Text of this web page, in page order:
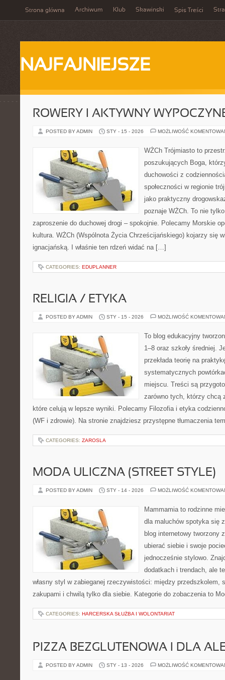
Strona główna Archiwum Klub Skawinski Spis Treści
NAJFAJNIEJSZE
ROWERY I AKTYWNY
POSTED BY ADMIN STY - 15 - 2026 MOŻLIWOŚĆ
WŻCh Trójmiasto to
poszukujących Boga,
duchowości z
społeczności w regionie
jako praktyczny
poznaje WŻCh. To nie
zaproszenie do duchowej drogi – spokojnie. Polecamy Morskie
kultura. WŻCh (Wspólnota Życia Chrześcijańskiego) kojarzy się
ignacjańską. I właśnie ten rdzeń widać na […]
CATEGORIES: EDUPLANNER
RELIGIA / ETYKA
POSTED BY ADMIN STY - 15 - 2026 MOŻLIWOŚĆ
To blog edukacyjny
1–8 oraz szkoły średniej.
przekłada teorię na
systematycznych
miejscu. Treści są
zarówno tych, którzy chcą
które celują w lepsze wyniki. Polecamy Filozofia i etyka
(WF i zdrowie). Na stronie znajdziesz przystępne tłumaczenia
CATEGORIES: ZAROSLA
MODA ULICZNA (STREET STYLE)
POSTED BY ADMIN STY - 14 - 2026 MOŻLIWOŚĆ
Mammamia to rodzinne
dla maluchów spotyka się
blog internetowy tworzony
ubierać siebie i swoje
jednocześnie stylowo.
dodatkach i trendach, ale
własny styl w zabieganej rzeczywistości: między przedszkolem,
zakupami i chwilą tylko dla siebie. Kategorie do zobaczenia to
CATEGORIES: HARCERSKA SŁUŻBA I WOLONTARIAT
PIZZA BEZGLUTENOWA I DLA
POSTED BY ADMIN STY - 13 - 2026 MOŻLIWOŚĆ